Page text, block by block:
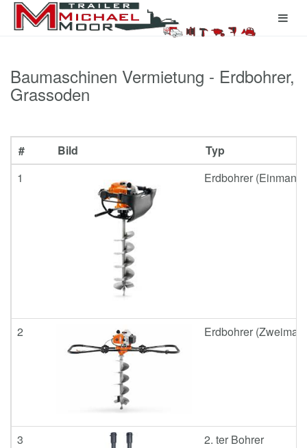
Baumaschinen Vermietung - Erdbohrer,
Grassoden
# Bild
Typ
1
Erdbohrer
2 Erdbohrer
3 2. ter Bohrer